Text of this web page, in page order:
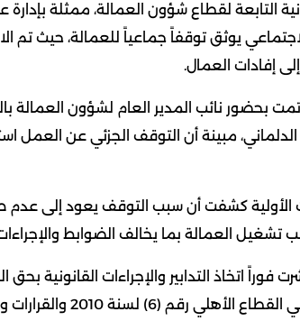
التابعة لقطاع شؤون العمالة، ممثلة
يوثق توقفاً جماعياً للعمالة، حيث تم
إفادات العمال.
بحضور نائب المدير العام لشؤون العمالة
مبينة أن التوقف الجزئي عن
الأولية كشفت أن سبب التوقف يعود إلى
تشغيل العمالة بما يخالف الضوابط
فوراً اتخاذ التدابير والإجراءات القانونية
2010 والقرارات واللوائح المنظمة له.